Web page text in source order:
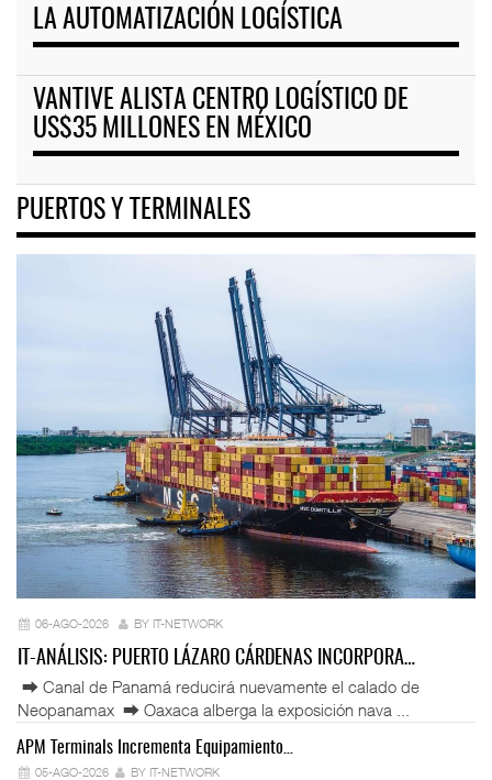
LA AUTOMATIZACIÓN LOGÍSTICA
VANTIVE ALISTA CENTRO LOGÍSTICO DE
US$35 MILLONES EN MÉXICO
PUERTOS Y TERMINALES
06-AGO-2026 BY IT-NETWORK
IT-ANÁLISIS: PUERTO LÁZARO CÁRDENAS INCORPORA…
⮕ Canal de Panamá reducirá nuevamente el calado de
Neopanamax ⮕ Oaxaca alberga la exposición nava ...
APM Terminals Incrementa Equipamiento…
05-AGO-2026 BY IT-NETWORK